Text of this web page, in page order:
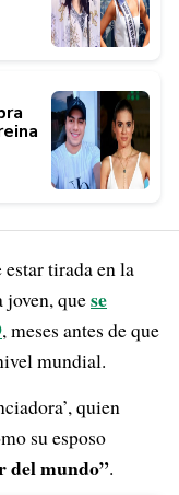
estar tirada en la
joven, quese
, meses antes de que
mundial.
quien
su esposo
del mundo”.